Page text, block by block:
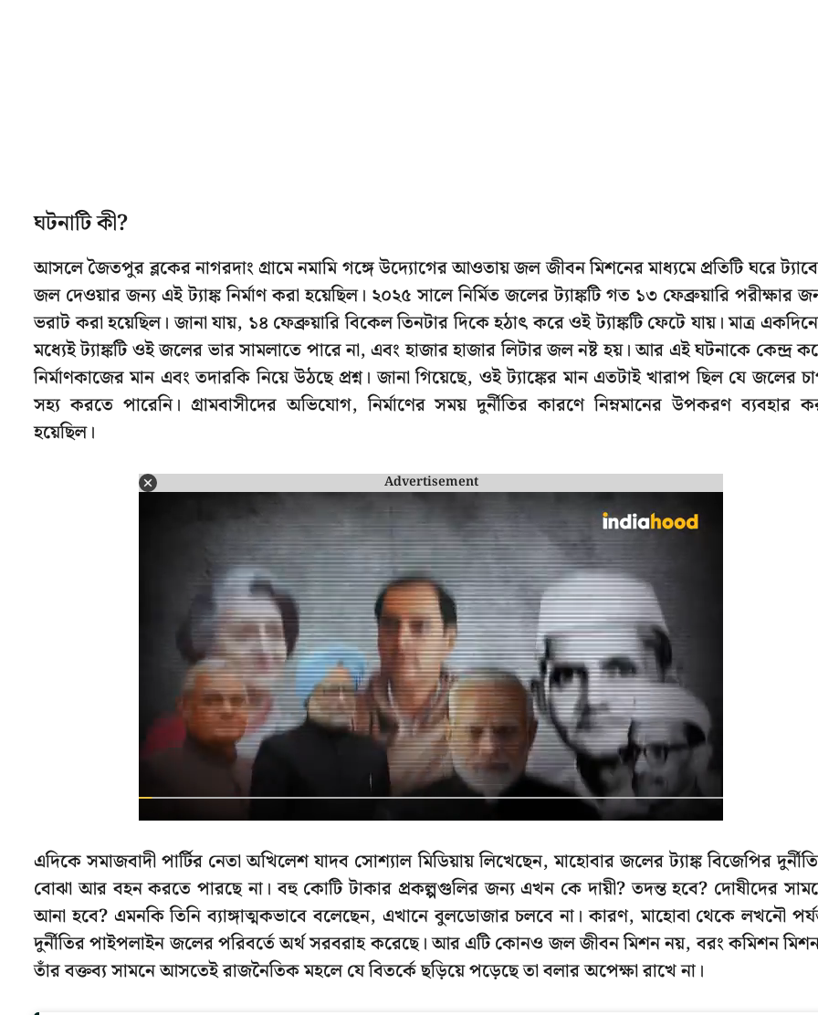
ঘটনাটি কী?
আসলে জৈতপুর ব্লকের নাগরদাং গ্রামে নমামি গঙ্গে উদ্যোগের আওতায় জল জীবন মিশনের মাধ্যমে প্রতিটি ঘরে
জল দেওয়ার জন্য এই ট্যাঙ্ক নির্মাণ করা হয়েছিল। ২০২৫ সালে নির্মিত জলের ট্যাঙ্কটি গত ১৩ ফেব্রুয়ারি পরীক্ষার
ভরাট করা হয়েছিল। জানা যায়, ১৪ ফেব্রুয়ারি বিকেল তিনটার দিকে হঠাৎ করে ওই ট্যাঙ্কটি ফেটে যায়। মাত্র
মধ্যেই ট্যাঙ্কটি ওই জলের ভার সামলাতে পারে না, এবং হাজার হাজার লিটার জল নষ্ট হয়। আর এই ঘটনাকে কেন্দ্র
নির্মাণকাজের মান এবং তদারকি নিয়ে উঠছে প্রশ্ন। জানা গিয়েছে, ওই ট্যাঙ্কের মান এতটাই খারাপ ছিল যে জলের
সহ্য করতে পারেনি। গ্রামবাসীদের অভিযোগ, নির্মাণের সময় দুর্নীতির কারণে নিম্নমানের উপকরণ ব্যবহার
হয়েছিল।
Advertisement
এদিকে সমাজবাদী পার্টির নেতা অখিলেশ যাদব সোশ্যাল মিডিয়ায় লিখেছেন, মাহোবার জলের ট্যাঙ্ক বিজেপির
বোঝা আর বহন করতে পারছে না। বহু কোটি টাকার প্রকল্পগুলির জন্য এখন কে দায়ী? তদন্ত হবে? দোষীদের
আনা হবে? এমনকি তিনি ব্যাঙ্গাত্মকভাবে বলেছেন, এখানে বুলডোজার চলবে না। কারণ, মাহোবা থেকে লখনৌ
দুর্নীতির পাইপলাইন জলের পরিবর্তে অর্থ সরবরাহ করেছে। আর এটি কোনও জল জীবন মিশন নয়, বরং কমিশন
তাঁর বক্তব্য সামনে আসতেই রাজনৈতিক মহলে যে বিতর্কে ছড়িয়ে পড়েছে তা বলার অপেক্ষা রাখে না।